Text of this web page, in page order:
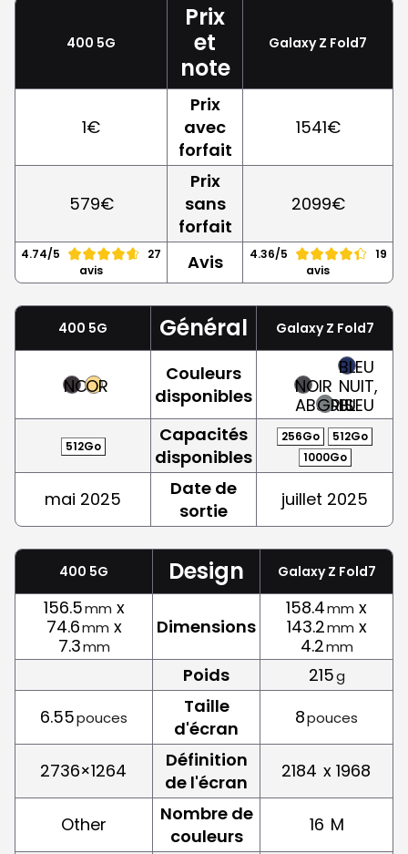
400 5G
Prix
et
note
Galaxy Z Fold7
1€
Prix
avec
forfait
1541€
579€
Prix
sans
forfait
2099€
4.74/5
27
avis
Avis 4.36/5
19
avis
400 5G Général Galaxy Z Fold7
NOIR
OR
Couleurs
disponibles
NOIR
ABSOLU
GRIS
BLEU
NUIT,
BLEU
512Go
Capacités
disponibles
256Go
512Go
1000Go
mai 2025
Date de
sortie
juillet 2025
400 5G Design Galaxy Z Fold7
156.5mm x
74.6mm x
7.3mm
Dimensions
158.4mm x
143.2mm x
4.2mm
Poids 215g
6.55pouces
Taille
d'écran
8pouces
2736×1264
Définition
de l'écran
2184 x 1968
Other
Nombre de
couleurs
16 M